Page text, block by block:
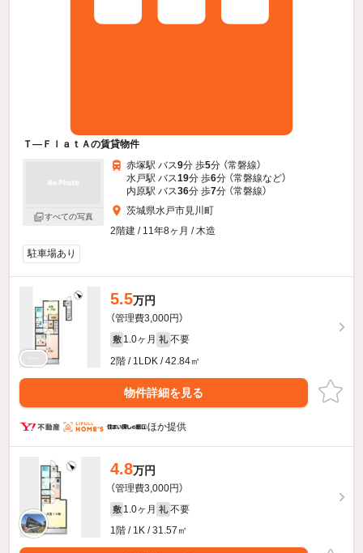
Ｔ—ＦｌａｔＡの賃貸物件
すべての写真
赤塚駅 バス9分 歩5分 （常磐線）
水戸駅 バス19分 歩6分 （常磐線など）
内原駅 バス36分 歩7分 （常磐線）
茨城県水戸市見川町
2階建 / 11年8ヶ月 / 木造
駐車場あり
5.5万円
（管理費3,000円）
敷 1.0ヶ月 礼 不要
2階 / 1LDK / 42.84㎡
物件詳細を見る
ほか提供
4.8万円
（管理費3,000円）
敷 1.0ヶ月 礼 不要
1階 / 1K / 31.57㎡